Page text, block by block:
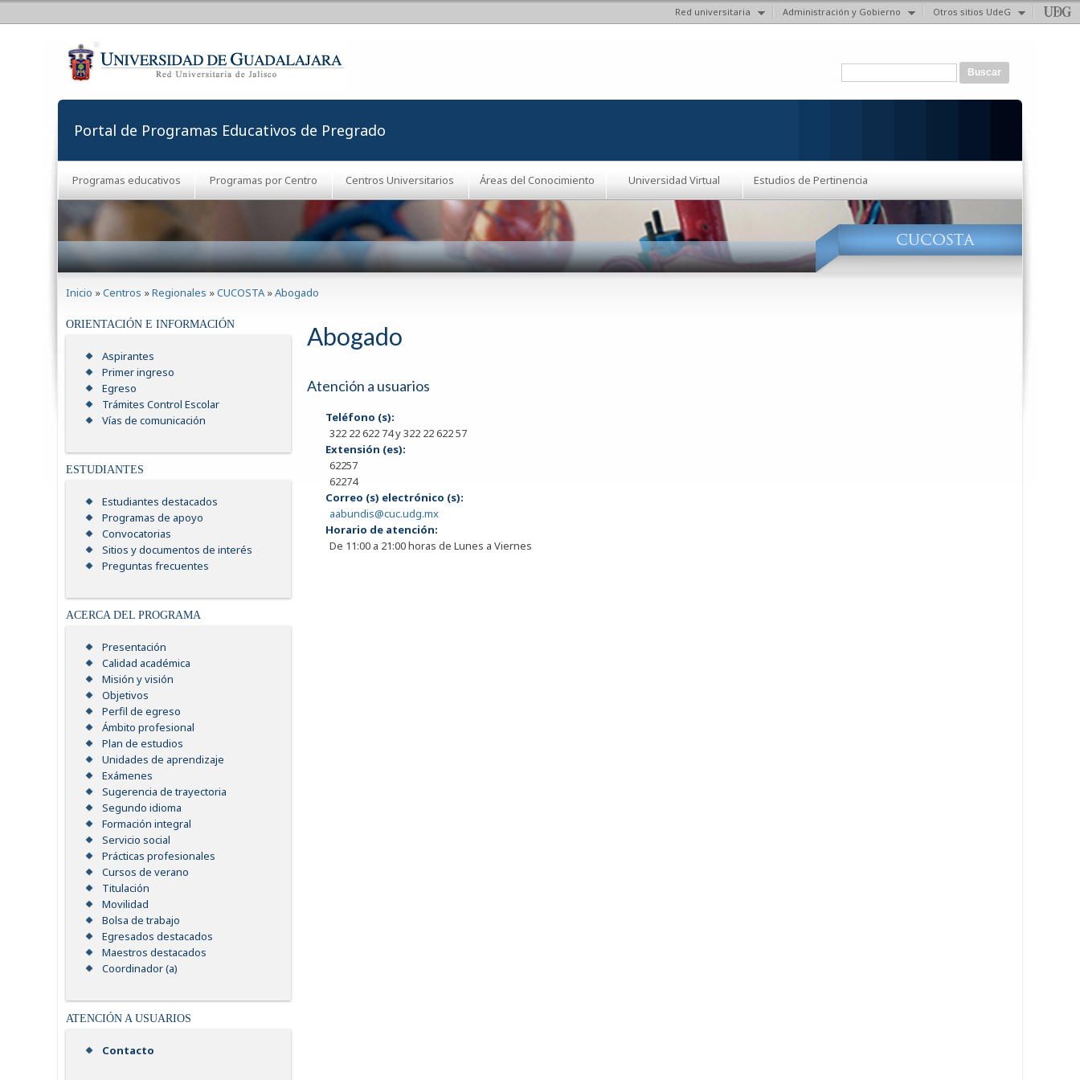
Red universitaria Administración y Gobierno Otros sitios UdeG
Formulario de búsqueda
Portal de Programas Educativos de Pregrado
Programas educativos Programas por Centro Centros Universitarios Áreas del Conocimiento Universidad Virtual Estudios de Pertinencia
Inicio »Centros »Regionales »CUCOSTA »Abogado
ORIENTACIÓN E INFORMACIÓN
Aspirantes
Primer ingreso
Egreso
Trámites Control Escolar
Vías de comunicación
ESTUDIANTES
Estudiantes destacados
Programas de apoyo
Convocatorias
Sitios y documentos de interés
Preguntas frecuentes
ACERCA DEL PROGRAMA
Presentación
Calidad académica
Misión y visión
Objetivos
Perfil de egreso
Ámbito profesional
Plan de estudios
Unidades de aprendizaje
Exámenes
Sugerencia de trayectoria
Segundo idioma
Formación integral
Servicio social
Prácticas profesionales
Cursos de verano
Titulación
Movilidad
Bolsa de trabajo
Egresados destacados
Maestros destacados
Coordinador (a)
ATENCIÓN A USUARIOS
Contacto
Abogado
Atención a usuarios
Teléfono (s):
322 22 622 74 y 322 22 622 57
Extensión (es):
62257
62274
Correo (s) electrónico (s):
aabundis@cuc.udg.mx
Horario de atención:
De 11:00 a 21:00 horas de Lunes a Viernes